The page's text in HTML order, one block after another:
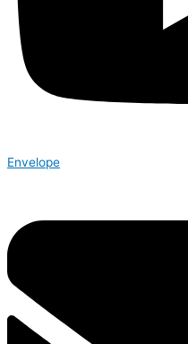
Envelope